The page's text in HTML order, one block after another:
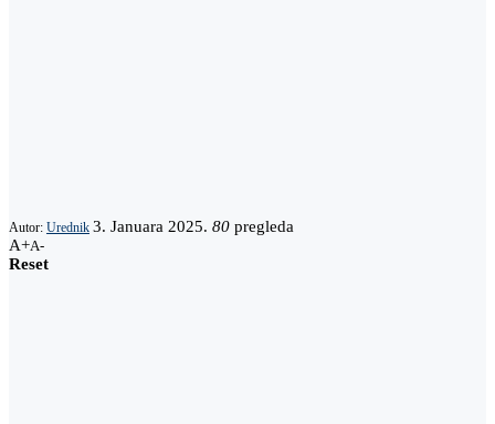
Autor: Urednik 3. Januara 2025. 80 pregleda
A+A-
Reset